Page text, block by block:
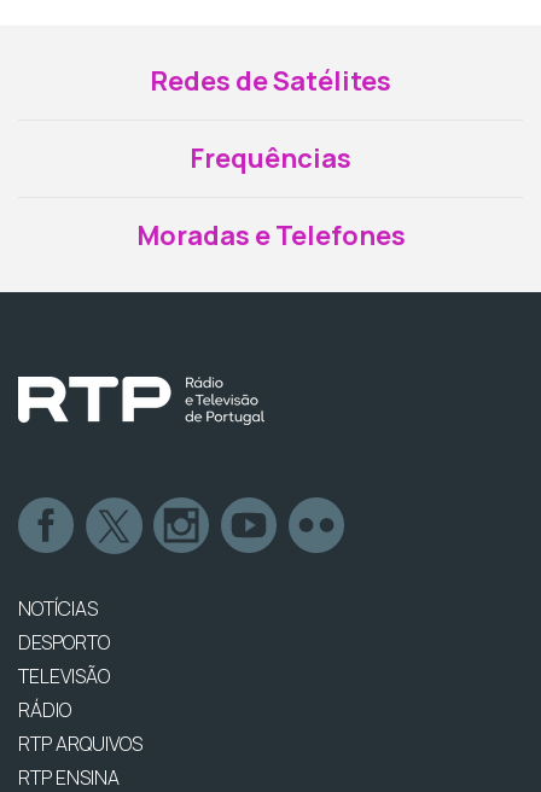
Redes de Satélites
Frequências
Moradas e Telefones
NOTÍCIAS
DESPORTO
TELEVISÃO
RÁDIO
RTP ARQUIVOS
RTP ENSINA